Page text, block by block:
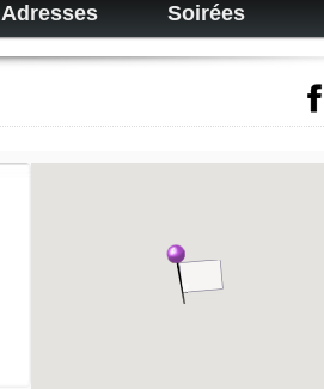
Adresses Soirées